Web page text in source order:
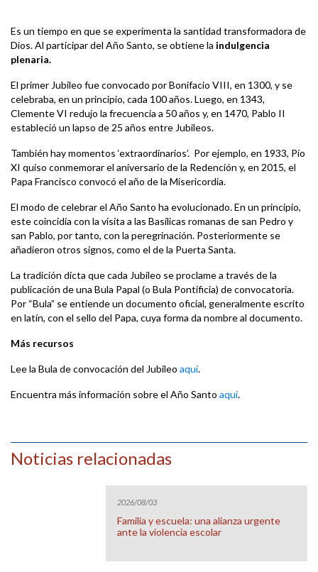
Es un tiempo en que se experimenta la santidad transformadora de
Dios. Al participar del Año Santo, se obtiene la indulgencia
plenaria.
El primer Jubileo fue convocado porBonifacio VIII, en 1300, y se
celebraba, en un principio, cada 100 años. Luego, en 1343,
Clemente VI redujo la frecuencia a 50 años y, en 1470, Pablo II
estableció un lapso de 25 años entre Jubileos.
También hay momentos ‘extraordinarios’. Por ejemplo, en 1933, Pío
XI quiso conmemorar el aniversario de la Redención y, en 2015, el
Papa Francisco convocó el año de la Misericordia.
El modo de celebrar el Año Santo ha evolucionado. En un principio,
este coincidía con la visita a las Basílicas romanas de san Pedro y
san Pablo, por tanto, con la peregrinación. Posteriormente se
añadieron otros signos, como el de la Puerta Santa.
La tradición dicta que cada Jubileo se proclame a través de la
publicación de una Bula Papal (o Bula Pontificia) de convocatoria.
Por “Bula” se entiende un documento oficial, generalmente escrito
en latín, con el sello del Papa, cuya forma da nombre al documento.
Más recursos
Lee la Bula de convocación del Jubileo aquí.
Encuentra más información sobre el Año Santo aquí.
Noticias relacionadas
2026/08/03
Familia y escuela: una alianza urgente
ante la violencia escolar